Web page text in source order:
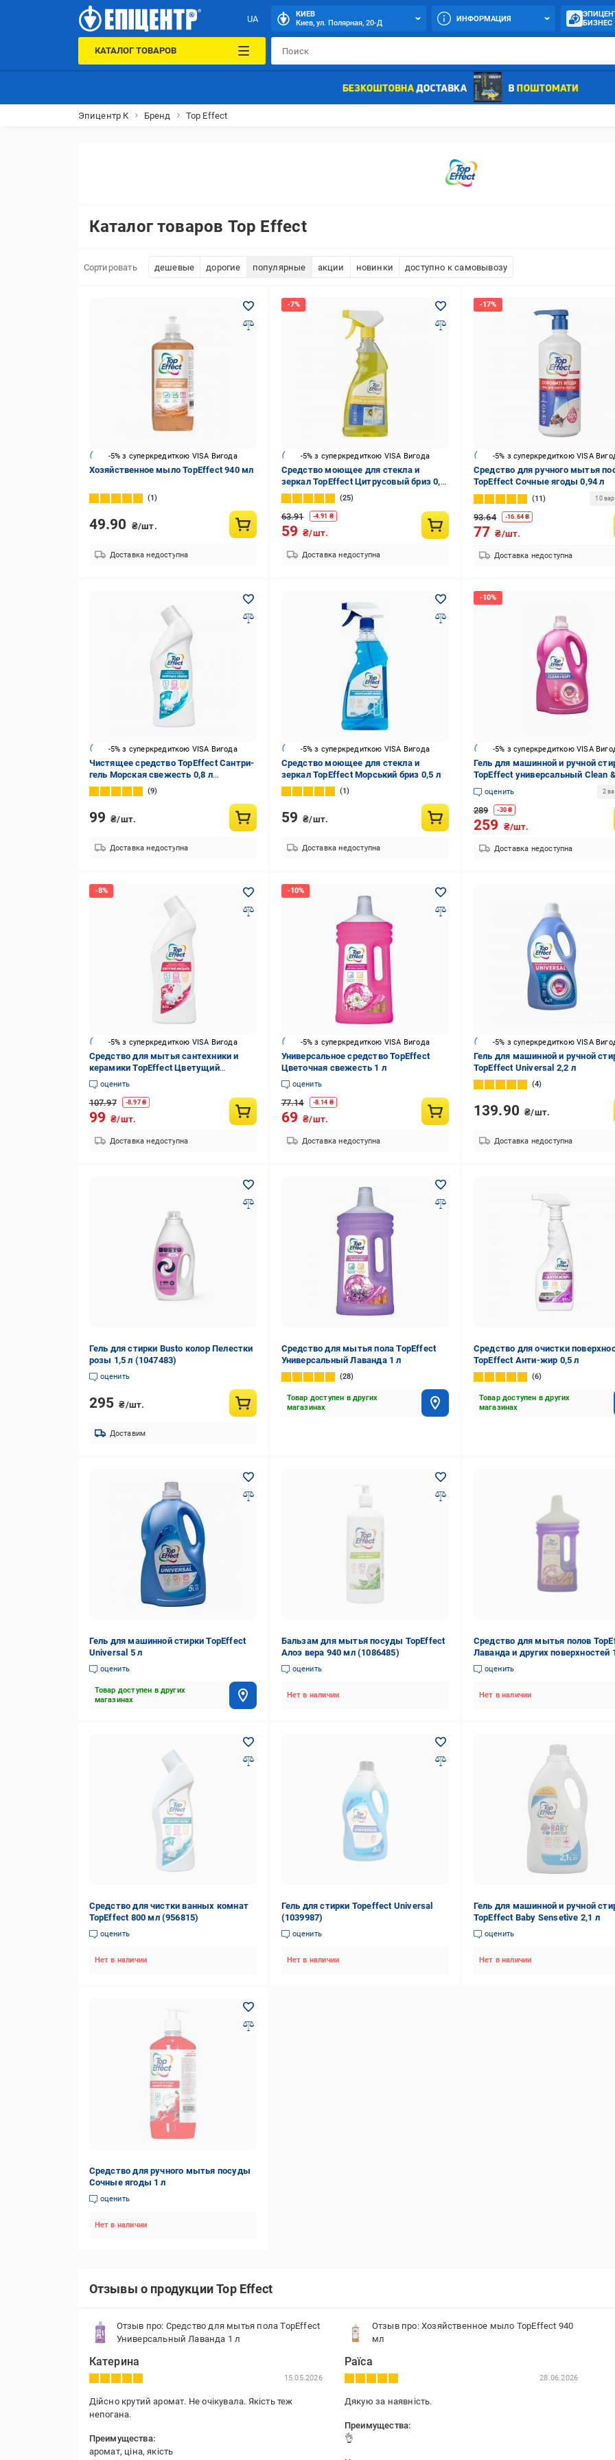
UA
КИЕВ
Киев, ул. Полярная, 20-Д
ИНФОРМАЦИЯ
БИЗНЕС
КАТАЛОГ ТОВАРОВ
Эпицентр К Бренд Top Effect
Каталог товаров Top Effect
Сортировать дешевые дорогие популярные акции новинки доступно к самовывозу
-5% з суперкредиткою VISA Вигода
Хозяйственное мыло TopEffect 940 мл
1
49.90 ₴/шт.
Доставка недоступна
-5% з суперкредиткою VISA Вигода
Средство моющее для стекла и
зеркал TopEffect Цитрусовый бриз 0,5
л
25
63.91 -4.91 ₴
59 ₴/шт.
Доставка недоступна
-5% з суперкредиткою VISA
Средство для ручного мытья
TopEffect Сочные ягоды 0,94 л
11 10
93.64 -16.64₴
77 ₴/шт.
Доставка недоступна
-5% з суперкредиткою VISA Вигода
Чистящее средство TopEffect Сантри-
гель Морская свежесть 0,8 л
TE0401008
9
99 ₴/шт.
Доставка недоступна
-5% з суперкредиткою VISA Вигода
Средство моющее для стекла и
зеркал TopEffect Морський бриз 0,5 л
1
59 ₴/шт.
Доставка недоступна
-5% з суперкредиткою VISA
Гель для машинной и ручной
TopEffect универсальный Clean
5 л оценить 2
289 -30₴
259 ₴/шт.
Доставка недоступна
-5% з суперкредиткою VISA Вигода
Средство для мытья сантехники и
керамики TopEffect Цветущий
миндаль 0,8 л
оценить
107.97 -8.97₴
99 ₴/шт.
Доставка недоступна
-5% з суперкредиткою VISA Вигода
Универсальное средство TopEffect
Цветочная свежесть 1 л
оценить
77.14 -8.14 ₴
69 ₴/шт.
Доставка недоступна
-5% з суперкредиткою VISA
Гель для машинной и ручной
TopEffect Universal 2,2 л
4
139.90 ₴/шт.
Доставка недоступна
Гель для стирки Busto колор Пелестки
розы 1,5 л (1047483)
оценить
295 ₴/шт.
Доставим
Средство для мытья пола TopEffect
Универсальный Лаванда 1 л
28
Товар доступен в других
магазинах
Средство для очистки
TopEffect Анти-жир 0,5 л
6
Товар доступен в других
магазинах
Гель для машинной стирки TopEffect
Universal 5 л
оценить
Товар доступен в других
магазинах
Бальзам для мытья посуды TopEffect
Алоэ вера 940 мл (1086485)
оценить
Нет в наличии
Средство для мытья полов
Лаванда и других поверхностей
оценить
Нет в наличии
Средство для чистки ванных комнат
TopEffect 800 мл (956815)
оценить
Нет в наличии
Гель для стирки Topeffect Universal
(1039987)
оценить
Нет в наличии
Гель для машинной и ручной
TopEffect Baby Sensetive 2,1 л
оценить
Нет в наличии
Средство для ручного мытья посуды
Сочные ягоды 1 л
оценить
Нет в наличии
Отзывы о продукции Top Effect
Отзыв про: Средство для мытья пола TopEffect
Универсальный Лаванда 1 л
Катерина
15.05.2026
Дійсно крутий аромат. Не очікувала. Якість теж
непогана.
Преимущества:
аромат, ціна, якість
Отзыв про: Хозяйственное мыло TopEffect 940
мл
Раїса
28.06.2026
Дякую за наявність.
Преимущества:
👌